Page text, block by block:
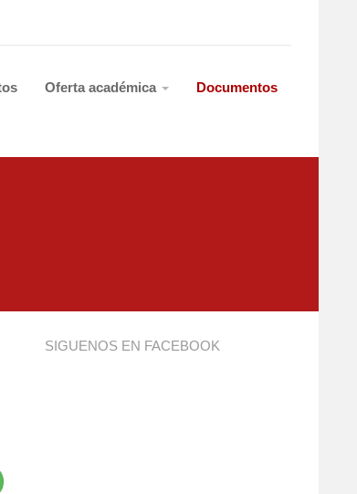
Oferta académica Documentos
SIGUENOS EN FACEBOOK